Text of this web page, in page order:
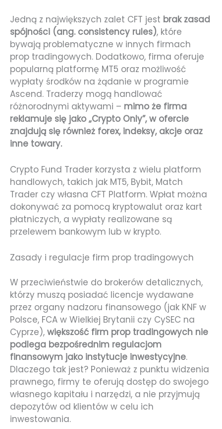
Jedną z największych zalet CFT jest brak zasad
spójności (ang. consistency rules), które
bywają problematyczne w innych firmach
prop tradingowych. Dodatkowo, firma oferuje
popularną platformę MT5 oraz możliwość
wypłaty środków na żądanie w programie
Ascend. Traderzy mogą handlować
różnorodnymi aktywami – mimo że firma
reklamuje się jako „Crypto Only”, w ofercie
znajdują się również forex, indeksy, akcje oraz
inne towary.
Crypto Fund Trader korzysta z wielu platform
handlowych, takich jak MT5, Bybit, Match
Trader czy własna CFT Platform. Wpłat można
dokonywać za pomocą kryptowalut oraz kart
płatniczych, a wypłaty realizowane są
przelewem bankowym lub w krypto.
Zasady i regulacje firm prop tradingowych
W przeciwieństwie do brokerów detalicznych,
którzy muszą posiadać licencje wydawane
przez organy nadzoru finansowego (jak KNF w
Polsce, FCA w Wielkiej Brytanii czy CySEC na
Cyprze), większość firm prop tradingowych nie
podlega bezpośrednim regulacjom
finansowym jako instytucje inwestycyjne.
Dlaczego tak jest? Ponieważ z punktu widzenia
prawnego, firmy te oferują dostęp do swojego
własnego kapitału i narzędzi, a nie przyjmują
depozytów od klientów w celu ich
inwestowania.